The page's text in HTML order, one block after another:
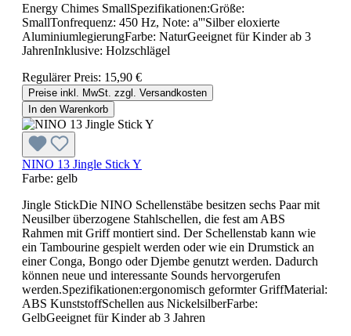
Energy Chimes SmallSpezifikationen:Größe:
SmallTonfrequenz: 450 Hz, Note: a'''Silber eloxierte
AluminiumlegierungFarbe: NaturGeeignet für Kinder ab 3
JahrenInklusive: Holzschlägel
Regulärer Preis: 15,90 €
Preise inkl. MwSt. zzgl. Versandkosten
In den Warenkorb
NINO 13 Jingle Stick Y
Farbe: gelb
Jingle StickDie NINO Schellenstäbe besitzen sechs Paar mit
Neusilber überzogene Stahlschellen, die fest am ABS
Rahmen mit Griff montiert sind. Der Schellenstab kann wie
ein Tambourine gespielt werden oder wie ein Drumstick an
einer Conga, Bongo oder Djembe genutzt werden. Dadurch
können neue und interessante Sounds hervorgerufen
werden.Spezifikationen:ergonomisch geformter GriffMaterial:
ABS KunststoffSchellen aus NickelsilberFarbe:
GelbGeeignet für Kinder ab 3 Jahren